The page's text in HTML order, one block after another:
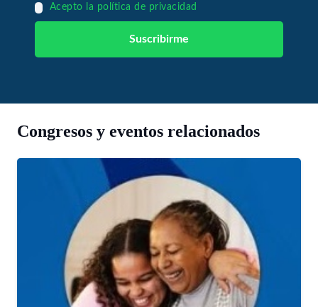
Acepto la política de privacidad
Congresos y eventos relacionados